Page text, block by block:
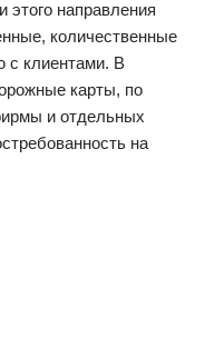
этого направления
количественные
с клиентами. В
карты, по
и отдельных
на